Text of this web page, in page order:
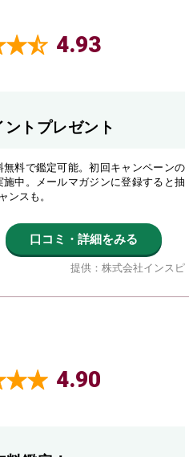
4.93
トプレゼント
料で鑑定可能。初回キャンペーンの
中。メールマガジンに登録すると抽
スも。
口コミ・詳細をみる
提供：株式会社インスピ
4.90